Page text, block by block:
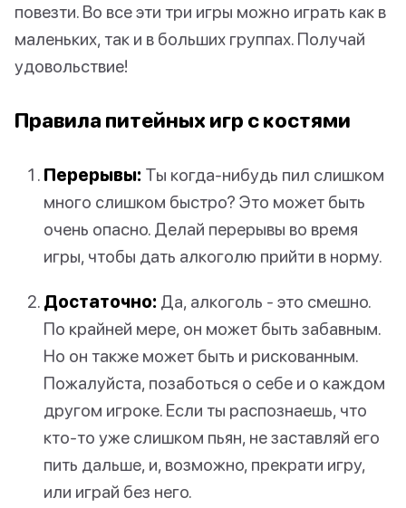
повезти. Во все эти три игры можно играть как в
маленьких, так и в больших группах. Получай
удовольствие!
Правила питейных игр с костями
Перерывы: Ты когда-нибудь пил слишком
много слишком быстро? Это может быть
очень опасно. Делай перерывы во время
игры, чтобы дать алкоголю прийти в норму.
Достаточно: Да, алкоголь - это смешно.
По крайней мере, он может быть забавным.
Но он также может быть и рискованным.
Пожалуйста, позаботься о себе и о каждом
другом игроке. Если ты распознаешь, что
кто-то уже слишком пьян, не заставляй его
пить дальше, и, возможно, прекрати игру,
или играй без него.